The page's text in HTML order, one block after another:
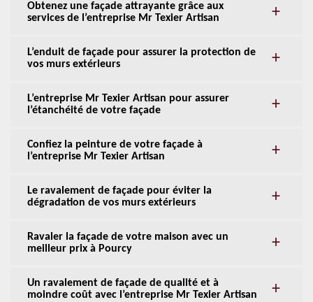
Obtenez une façade attrayante grâce aux
services de l’entreprise Mr Texier Artisan
L’enduit de façade pour assurer la protection de
vos murs extérieurs
L’entreprise Mr Texier Artisan pour assurer
l’étanchéité de votre façade
Confiez la peinture de votre façade à
l’entreprise Mr Texier Artisan
Le ravalement de façade pour éviter la
dégradation de vos murs extérieurs
Ravaler la façade de votre maison avec un
meilleur prix à Pourcy
Un ravalement de façade de qualité et à
moindre coût avec l’entreprise Mr Texier Artisan